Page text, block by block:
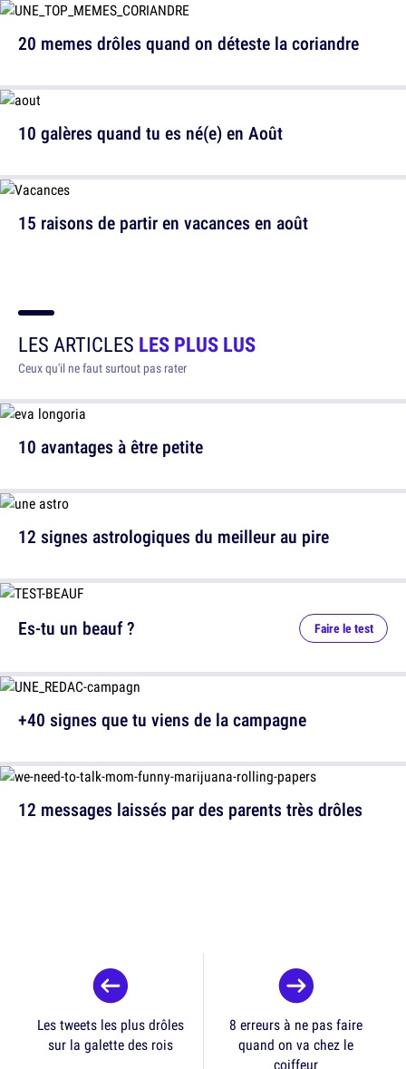
10 galères quand tu es né(e) en Août
20 memes drôles quand on déteste la coriandre
15 raisons de partir en vacances en août
LES ARTICLES LES PLUS LUS
Ceux qu'il ne faut surtout pas rater
10 avantages à être petite
12 signes astrologiques du meilleur au pire
12 messages laissés par des parents très drôles
Es-tu un beauf ? Faire le test
+40 signes que tu viens de la campagne
Les tweets les plus drôles
sur la galette des rois
8 erreurs à ne pas faire
quand on va chez le
coiffeur